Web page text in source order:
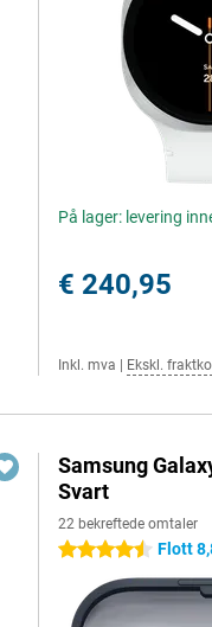
På lager: levering
€ 240,95
Inkl. mva Ekskl.
Samsung
Svart
22 bekreftede omtaler
4.5 stjerner Flott